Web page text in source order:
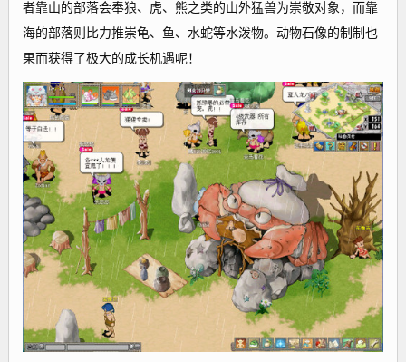
者靠山的部落会奉狼、虎、熊之类的山外猛兽为崇敬对象，而靠
海的部落则比力推崇龟、鱼、水蛇等水泼物。动物石像的制制也
果而获得了极大的成长机遇呢！